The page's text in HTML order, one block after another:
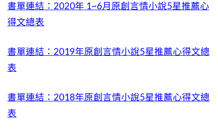
書單連結：2020年 1~6月原創言情小說5星推薦心
得文總表
書單連結：2019年原創言情小說5星推薦心得文總
表
書單連結：2018年原創言情小說5星推薦心得文總
表